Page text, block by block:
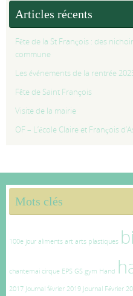
Articles récents
Fête de la St François : des
commune
Les événements de la rentrée
Fête de Saint François
Visite de la mairie
OF – L’école Claire et François
Mots clés
100e jour aliments art arts plastiques
chantemai cirque EPS GS gym Hand
2017 Journal février 2019 Journal Février